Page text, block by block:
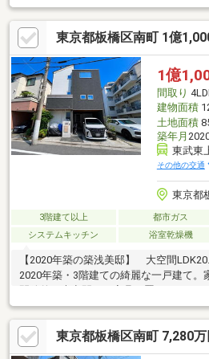
屋】として 徹底的にまで顧客主義を貫く事をお約束いたします■
都心エリアに特化した情報網を駆使し
住宅ローンシュミレーション無料相談
ールメイトオリジナルの住宅購入・住替え等に
く解説したガイドブックをご希望者様
社ホームページ～https://
東京都板橋区南町 1億
1億
間取り
建物面積
土地面積
築年月
東武東
その他の交通
東京都
3階建て以上 都市ガス
システムキッチン
浴室乾燥機
【2020年築の築浅美邸】 大空間
2020年築・3階建ての綺麗な一戸建て。
のおすすめポイント◆・ゆとりの住空
豊富な4LDK・大空間LDK：20.5帖の広
弾む・車庫完備：愛車を雨風から守り、
ズ・好アクセス：2路線以上利用可能で
東京都板橋区南町 7,280